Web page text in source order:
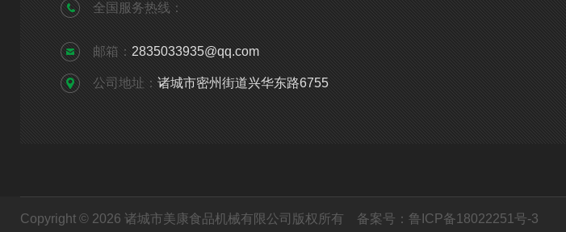
全国服务热线：
邮箱： 2835033935@qq.com
公司地址： 诸城市密州街道兴华东路6755
Copyright © 2026 诸城市美康食品机械有限公司版权所有 备案号：鲁ICP备18022251号-3